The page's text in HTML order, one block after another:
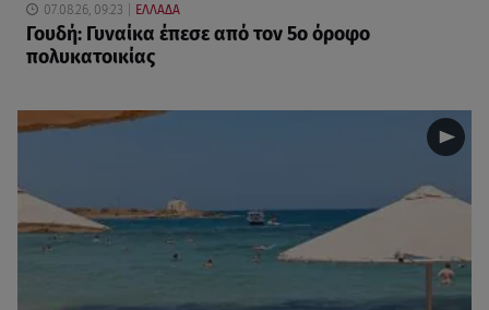
07.08.26, 09:23 ΕΛΛΑΔΑ
Γουδή: Γυναίκα έπεσε από τον 5ο όροφο
πολυκατοικίας